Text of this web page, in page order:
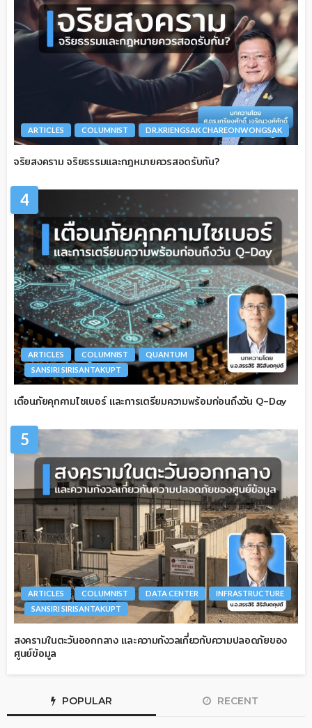
ARTICLES COLUMNIST DR.KRIENGSAK CHAREONWONGSAK
จริยสงคราม จริยธรรมและกฎหมายควรสอดรับกัน?
4
ARTICLES COLUMNIST
QUANTUM
SANSIRI SIRISANTAKUPT
เตือนภัยคุกคามไซเบอร์ และการเตรียมความพร้อมก่อนถึงวัน Q-Day
5
ARTICLES COLUMNIST DATA CENTER
INFRASTRUCTURE
SANSIRI SIRISANTAKUPT
สงครามในตะวันออกกลาง และความกังวลเกี่ยวกับความปลอดภัยของ
ศูนย์ข้อมูล
POPULAR RECENT